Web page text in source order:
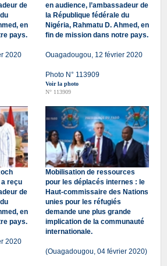
de
en
pays.
2020
en audience, l’ambassadeur de
la République fédérale du
Nigéria, Rahmatu D. Ahmed, en
fin de mission dans notre pays.
Ouagadougou, 12 février 2020
Photo N° 113909
Voir la photo
N° 113909
reçu
de
en
pays.
2020
Mobilisation de ressources
pour les déplacés internes : le
Haut-commissaire des Nations
unies pour les réfugiés
demande une plus grande
implication de la communauté
internationale.
(Ouagadougou, 04 février 2020)